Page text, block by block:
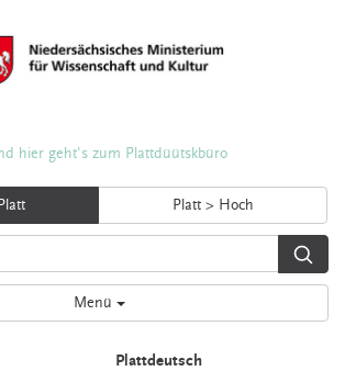
hier geht's zum Plattdüütskbüro
Platt > Hoch
Menü
Plattdeutsch